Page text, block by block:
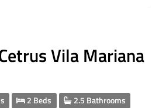
Vila Mariana
2 Beds 2.5 Bathrooms